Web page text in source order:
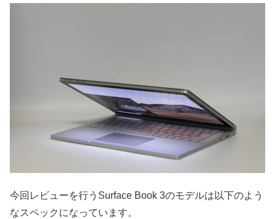
今回レビューを行うSurface Book 3のモデルは以下のよう
なスペックになっています。